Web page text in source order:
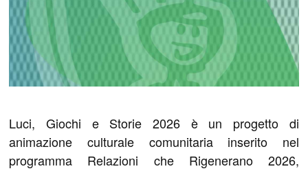
Luci, Giochi e Storie 2026 è un progetto di
animazione culturale comunitaria inserito nel
programma Relazioni che Rigenerano 2026,